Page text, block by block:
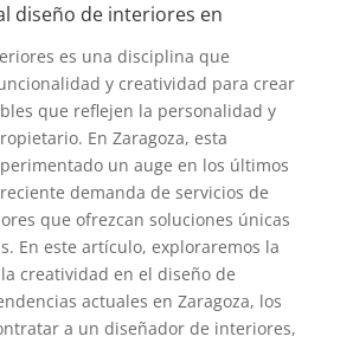
diseño de interiores en
es una disciplina que
y creatividad para crear
que reflejen la personalidad y
En Zaragoza, esta
un auge en los últimos
demanda de servicios de
que ofrezcan soluciones únicas
En este artículo, exploraremos la
creatividad en el diseño de
actuales en Zaragoza, los
a un diseñador de interiores,